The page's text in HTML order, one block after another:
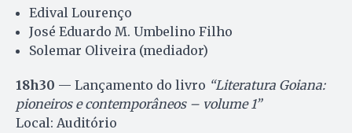
Edival Lourenço
José Eduardo M. Umbelino Filho
Solemar Oliveira (mediador)
18h30 — Lançamento do livro “Literatura Goiana:
pioneiros e contemporâneos – volume 1”
Local: Auditório